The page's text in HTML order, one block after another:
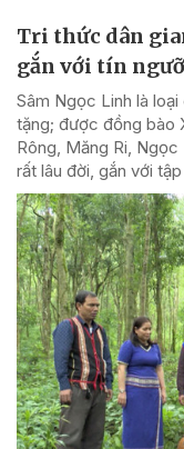
Tri thức dân
gắn với tín
Sâm Ngọc Linh là
tặng; được đồng bào
Rông, Măng Ri,
rất lâu đời, gắn với